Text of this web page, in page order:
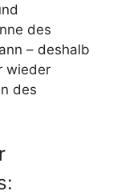
des
– deshalb
wieder
des